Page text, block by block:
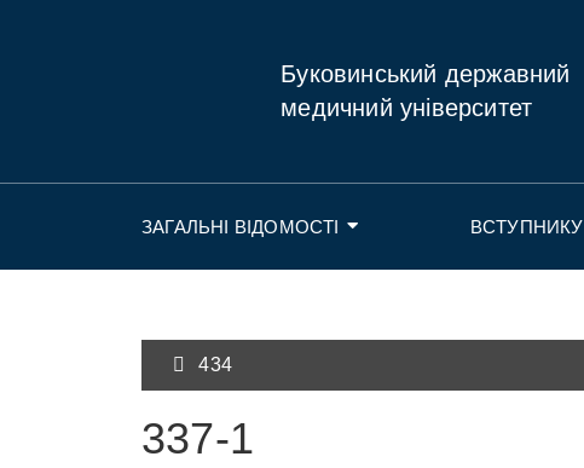
Буковинський державний
медичний університет
ЗАГАЛЬНІ ВІДОМОСТІ ВСТУПНИКУ
434
337-1